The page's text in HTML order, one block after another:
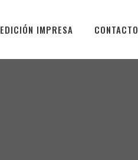
EDICIÓN IMPRESA CONTACTO